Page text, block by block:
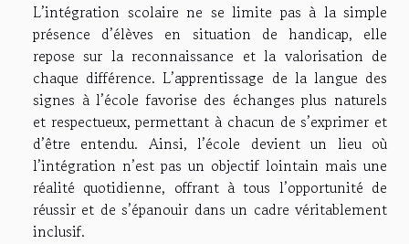
L’intégration scolaire ne se limite pas à la simple
présence d’élèves en situation de handicap, elle
repose sur la reconnaissance et la valorisation de
chaque différence. L’apprentissage de la langue des
signes à l’école favorise des échanges plus naturels
et respectueux, permettant à chacun de s’exprimer et
d’être entendu. Ainsi, l’école devient un lieu où
l’intégration n’est pas un objectif lointain mais une
réalité quotidienne, offrant à tous l’opportunité de
réussir et de s’épanouir dans un cadre véritablement
inclusif.